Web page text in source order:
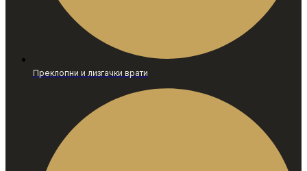
Преклопни и лизгачки врати